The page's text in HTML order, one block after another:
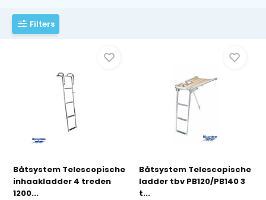
Filters
Båtsystem Telescopische
inhaakladder 4 treden
1200...
Båtsystem Telescopische
ladder tbv PB120/PB140 3
t...